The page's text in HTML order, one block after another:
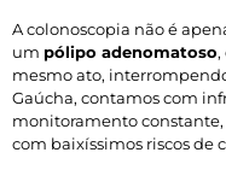
A colonoscopia não é
um pólipo adenomatoso
mesmo ato,
Gaúcha, contamos com
monitoramento
com baixíssimos riscos de